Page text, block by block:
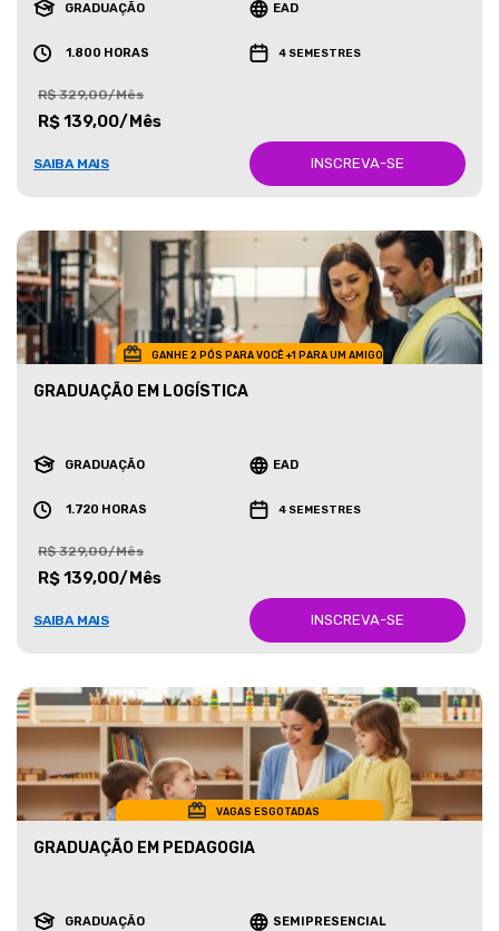
GRADUAÇÃO EAD
1.800 HORAS 4 SEMESTRES
R$ 329,00/Mês
R$ 139,00/Mês
SAIBA MAIS INSCREVA-SE
GANHE 2 PÓS PARA VOCÊ +1 PARA UM AMIGO
GRADUAÇÃO EM LOGÍSTICA
GRADUAÇÃO EAD
1.720 HORAS 4 SEMESTRES
R$ 329,00/Mês
R$ 139,00/Mês
SAIBA MAIS INSCREVA-SE
VAGAS ESGOTADAS
GRADUAÇÃO EM PEDAGOGIA
GRADUAÇÃO SEMIPRESENCIAL